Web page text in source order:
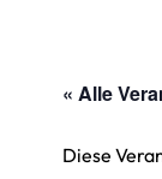
« Alle
Diese